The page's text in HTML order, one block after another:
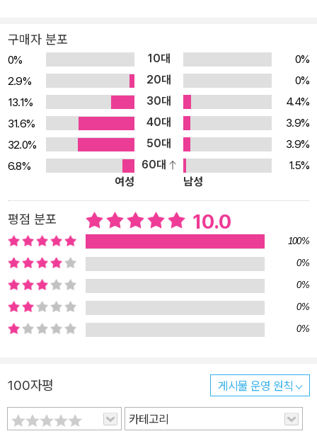
떠나야 하는 동물들의 막막한 여정을 보여주며, 이주민들의 상처와
고통, 희망과 공감을 전합니다. 이사 와타나베 작가는 일본에서 페루
북부로 이주한 할아버지와 스위스 출신의 할머니로 내려오는 이주민
가정에서 태어났습니다. 작가는 페루에서 스페인의 마요르카로 이주
해 살던 중 지중해를 건너 해안에 도착한 난민들의 소식을 접합니다.
대부분의 미디어에서는 이들을 익명의 덩어리로 또는 차가운 숫자로
만 대중에게 전했지요. 그러던 중 실제 바다를 건너 낯선 땅에 온 압둘
라이와 함께 지내며 고향을 떠나온 가혹한 현실을 알게 됩니다. 그리
고 몇 년 후 스웨덴 사진작가 마그누스 웬만이 찍은 시리아 난민 아이
들의 사진을 보게 됩니다. 전쟁의 잔혹한 폭력에 집과 가족을 잃은 상
처를 안고 길거리와 풀밭에서 잠을 청하는 난민 아이들의 휑한 눈동
자에 충격을 받은 작가는 그때 자신이 할 수 있는 것은 오로지 그림을
그리는 것밖에 없었다고 말합니다. 하나의 삽화가 다른 삽화로 이어
지고, 숲을 지나면 또 다른 일이 일어나고……, 작가는 동물들을 안내
해야했지만, 여러 번 길을 잃었고 그래도 의지와 희망을 가지고 계속
걸었습니다. 까만 어둠의 배경에 예술적인 색조가 어우러진 무언의
게 묘사해 각자에게 고유한 정체성을 부여하고, 슬픔과 대조적으로
희망을 표현합니다. 의인화된 동물은 문화, 인종, 민족을 초월하여 인
간이 표현할 수 없는 방식으로 이야기를 전달합니다. 또한 어려운 주
구매자 분포
0% 10대
0%
2.9%
20대
0%
13.1%
30대
4.4%
31.6%
40대
3.9%
32.0%
50대
3.9%
6.8%
60대
1.5%
여성
남성
평점 분포 10.0
100%
0%
0%
0%
0%
100자평 게시물 운영 원칙
카테고리